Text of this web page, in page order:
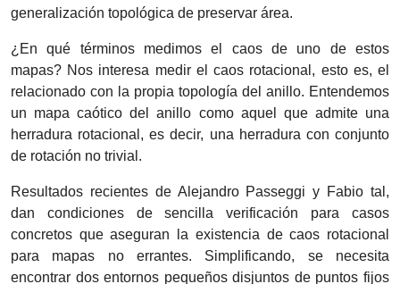
generalización topológica de preservar área.
¿En qué términos medimos el caos de uno de estos
mapas? Nos interesa medir el caos rotacional, esto es, el
relacionado con la propia topología del anillo. Entendemos
un mapa caótico del anillo como aquel que admite una
herradura rotacional, es decir, una herradura con conjunto
de rotación no trivial.
Resultados recientes de Alejandro Passeggi y Fabio tal,
dan condiciones de sencilla verificación para casos
concretos que aseguran la existencia de caos rotacional
para mapas no errantes. Simplificando, se necesita
encontrar dos entornos pequeños disjuntos de puntos fijos